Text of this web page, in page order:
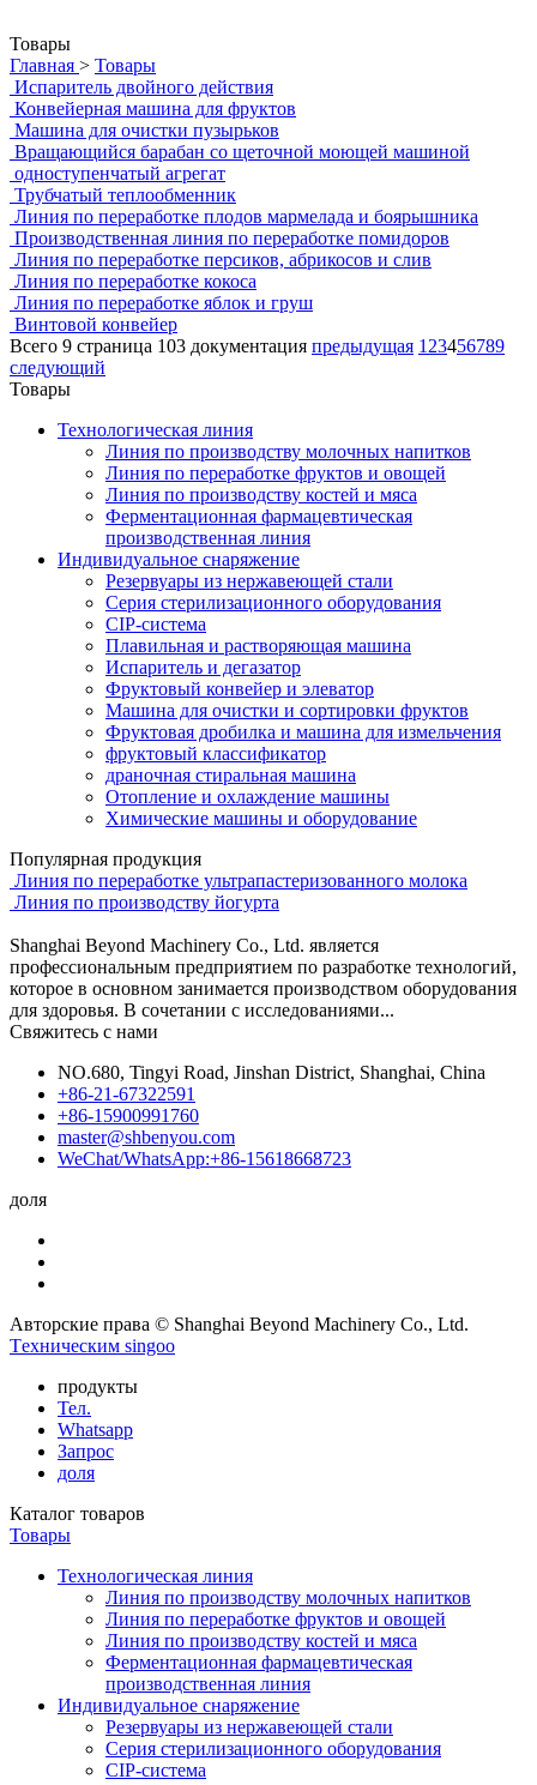
Товары
Главная > Товары
Испаритель двойного действия
Конвейерная машина для фруктов
Машина для очистки пузырьков
Вращающийся барабан со щеточной моющей машиной
одноступенчатый агрегат
Трубчатый теплообменник
Линия по переработке плодов мармелада и боярышника
Производственная линия по переработке помидоров
Линия по переработке персиков, абрикосов и слив
Линия по переработке кокоса
Линия по переработке яблок и груш
Винтовой конвейер
Всего 9 страница 103 документация предыдущая 1 23456789
следующий
Товары
Технологическая линия
Линия по производству молочных напитков
Линия по переработке фруктов и овощей
Линия по производству костей и мяса
Ферментационная фармацевтическая
производственная линия
Индивидуальное снаряжение
Резервуары из нержавеющей стали
Серия стерилизационного оборудования
CIP-система
Плавильная и растворяющая машина
Испаритель и дегазатор
Фруктовый конвейер и элеватор
Машина для очистки и сортировки фруктов
Фруктовая дробилка и машина для измельчения
фруктовый классификатор
драночная стиральная машина
Отопление и охлаждение машины
Химические машины и оборудование
Популярная продукция
Линия по переработке ультрапастеризованного молока
Линия по производству йогурта
Shanghai Beyond Machinery Co., Ltd. является
профессиональным предприятием по разработке технологий,
которое в основном занимается производством оборудования
для здоровья. В сочетании с исследованиями...
Свяжитесь с нами
NO.680, Tingyi Road, Jinshan District, Shanghai, China
+86-21-67322591
+86-15900991760
master@shbenyou.com
WeChat/WhatsApp:+86-15618668723
доля
Авторские права © Shanghai Beyond Machinery Co., Ltd.
Tехническим singoo
продукты
Тел.
Whatsapp
Запрос
доля
Каталог товаров
Товары
Технологическая линия
Линия по производству молочных напитков
Линия по переработке фруктов и овощей
Линия по производству костей и мяса
Ферментационная фармацевтическая
производственная линия
Индивидуальное снаряжение
Резервуары из нержавеющей стали
Серия стерилизационного оборудования
CIP-система